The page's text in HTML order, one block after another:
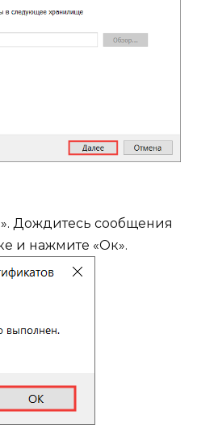
Дождитесь сообщения
и нажмите «Ок».